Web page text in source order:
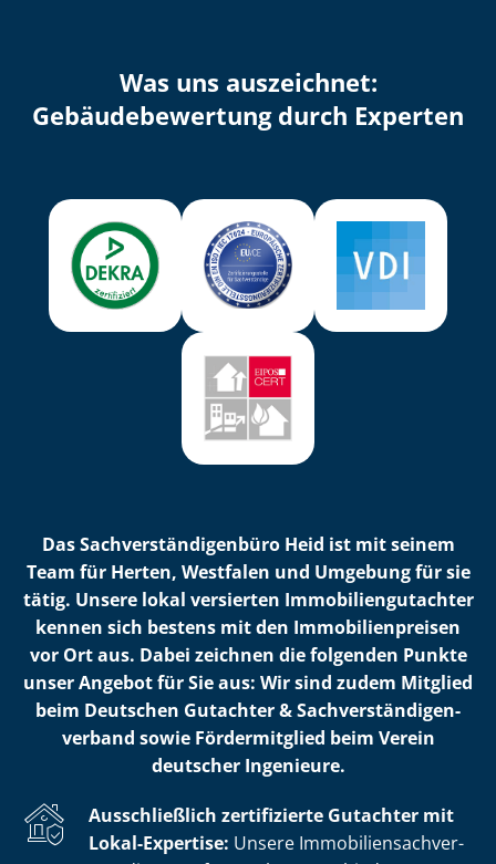
Was uns auszeichnet:
Ge­bäu­de­be­wer­tung durch Experten
Das Sach­ver­stän­di­gen­bü­ro Heid ist mit seinem
Team für Herten, Westfalen und Umgebung für sie
tätig. Unsere lokal versierten Im­mo­bi­li­en­gut­ach­ter
kennen sich bestens mit den Im­mo­bi­li­en­prei­sen
vor Ort aus. Dabei zeichnen die folgenden Punkte
unser Angebot für Sie aus: Wir sind zudem Mitglied
beim Deutschen Gutachter & Sach­ver­stän­di­gen­
ver­band sowie Fördermitglied beim Verein
deutscher Ingenieure.
Ausschließlich zertifizierte Gutachter mit
Lokal-Expertise: Unsere Im­mo­bi­li­en­sach­ver­